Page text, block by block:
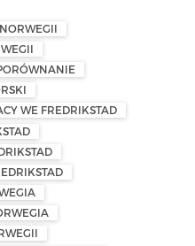
WE FREDRIKSTAD